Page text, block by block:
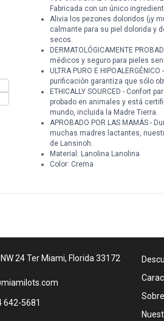
Fabricada con un único
Alivia los pezones doloridos (¡y
calmante para su piel dolorida y
secos.
DERMATOLÓGICAMENTE
médicos y seguro para pieles
ULTRA PURO E
purificación garantiza que sólo
ETHICALLY SOURCED -
probado en animales y está
mundo, incluida la Madre Tierra.
APROBADO POR LAS MAMÁS -
muchas madres lactantes,
de Lansinoh.
Material: Lanolina Lanolina
Color: Crema
24 Ter Miami, Florida 33172
642-5681